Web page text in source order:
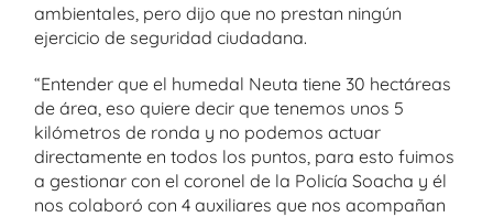
ambientales, pero dijo que no prestan ningún
ejercicio de seguridad ciudadana.
“Entender que el humedal Neuta tiene 30 hectáreas
de área, eso quiere decir que tenemos unos 5
kilómetros de ronda y no podemos actuar
directamente en todos los puntos, para esto fuimos
a gestionar con el coronel de la Policía Soacha y él
nos colaboró con 4 auxiliares que nos acompañan